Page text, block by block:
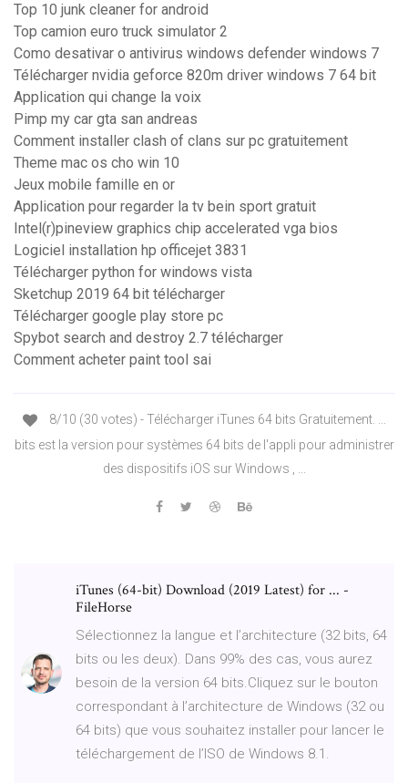
Top 10 junk cleaner for android
Top camion euro truck simulator 2
Como desativar o antivirus windows defender windows 7
Télécharger nvidia geforce 820m driver windows 7 64 bit
Application qui change la voix
Pimp my car gta san andreas
Comment installer clash of clans sur pc gratuitement
Theme mac os cho win 10
Jeux mobile famille en or
Application pour regarder la tv bein sport gratuit
Intel(r)pineview graphics chip accelerated vga bios
Logiciel installation hp officejet 3831
Télécharger python for windows vista
Sketchup 2019 64 bit télécharger
Télécharger google play store pc
Spybot search and destroy 2.7 télécharger
Comment acheter paint tool sai
8/10 (30 votes) - Télécharger iTunes 64 bits Gratuitement. ...
bits est la version pour systèmes 64 bits de l'appli pour administrer
des dispositifs iOS sur Windows , ...
iTunes (64-bit) Download (2019 Latest) for ... -
FileHorse
Sélectionnez la langue et l’architecture (32 bits, 64
bits ou les deux). Dans 99% des cas, vous aurez
besoin de la version 64 bits.Cliquez sur le bouton
correspondant à l’architecture de Windows (32 ou
64 bits) que vous souhaitez installer pour lancer le
téléchargement de l’ISO de Windows 8.1.